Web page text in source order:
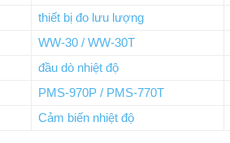
thiết bị đo lưu lượng
WW-30 / WW-30T
đầu dò nhiệt độ
PMS-970P / PMS-770T
Cảm biến nhiệt độ